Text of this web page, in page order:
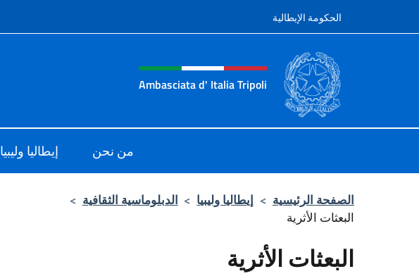
انتقل إلى المحتوىالحكومة الإيطالية
Intestazione sito, social e menù
Ambasciata d' Italia Tripoli
من نحن إيطاليا وليبيا
الصفحة الرئيسية > إيطاليا وليبيا > الدبلوماسية الثقافية >
البعثات الأثرية
البعثات الأثرية